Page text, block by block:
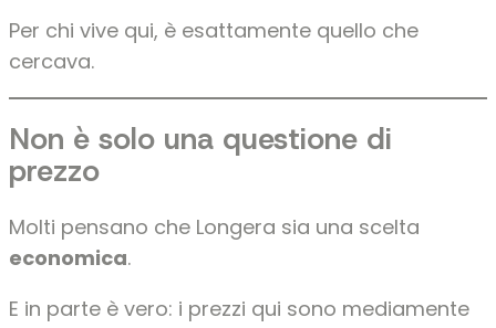
Per chi vive qui, è esattamente quello che
cercava.
Non è solo una questione di
prezzo
Molti pensano che Longera sia una scelta
economica.
E in parte è vero: i prezzi qui sono mediamente